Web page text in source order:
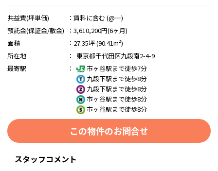
共益費(坪単価) ： 賃料に含む (@―)
預託金(保証金/敷金)
： 3,610,200円(6ヶ月)
面積
： 27.35坪 (90.41m²)
所在地
：
東京都千代田区九段南2-4-9
最寄駅
：
市ヶ谷駅まで徒歩7分
九段下駅まで徒歩8分
九段下駅まで徒歩8分
市ヶ谷駅まで徒歩8分
市ヶ谷駅まで徒歩8分
この物件のお問合せ
スタッフコメント